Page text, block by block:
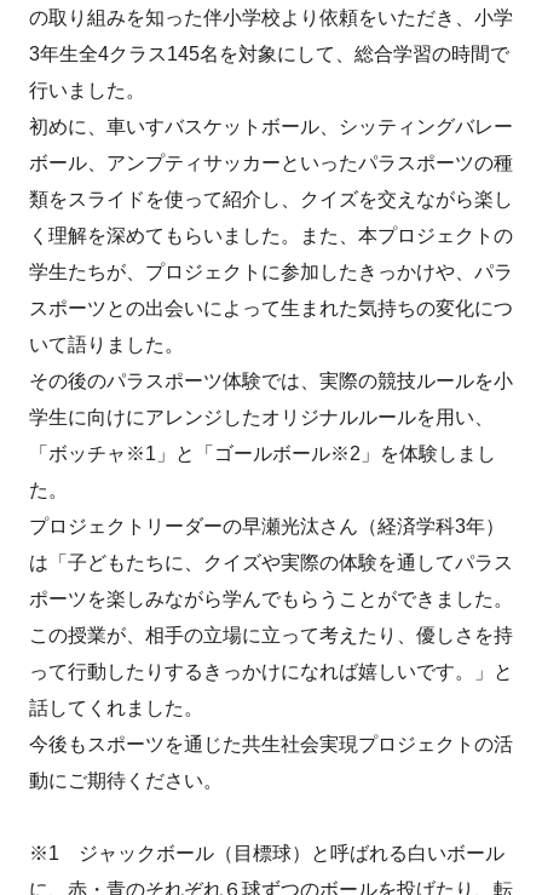
の取り組みを知った伴小学校より依頼をいただき、小学
3年生全4クラス145名を対象にして、総合学習の時間で
行いました。
初めに、車いすバスケットボール、シッティングバレー
ボール、アンプティサッカーといったパラスポーツの種
類をスライドを使って紹介し、クイズを交えながら楽し
く理解を深めてもらいました。また、本プロジェクトの
学生たちが、プロジェクトに参加したきっかけや、パラ
スポーツとの出会いによって生まれた気持ちの変化につ
いて語りました。
その後のパラスポーツ体験では、実際の競技ルールを小
学生に向けにアレンジしたオリジナルルールを用い、
「ボッチャ※1」と「ゴールボール※2」を体験しまし
た。
プロジェクトリーダーの早瀬光汰さん（経済学科3年）
は「子どもたちに、クイズや実際の体験を通してパラス
ポーツを楽しみながら学んでもらうことができました。
この授業が、相手の立場に立って考えたり、優しさを持
って行動したりするきっかけになれば嬉しいです。」と
話してくれました。
今後もスポーツを通じた共生社会実現プロジェクトの活
動にご期待ください。
※1 ジャックボール（目標球）と呼ばれる白いボール
に、赤・青のそれぞれ６球ずつのボールを投げたり、転